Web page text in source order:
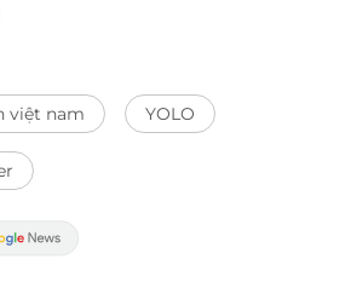
việt nam YOLO